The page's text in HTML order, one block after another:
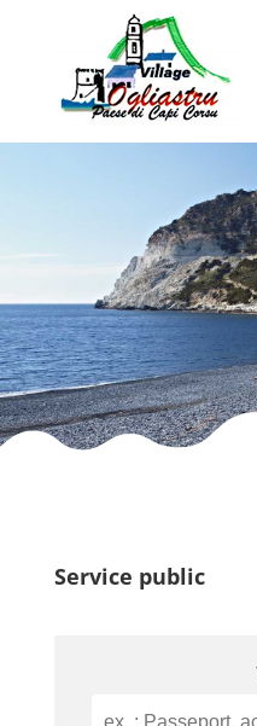
Service public